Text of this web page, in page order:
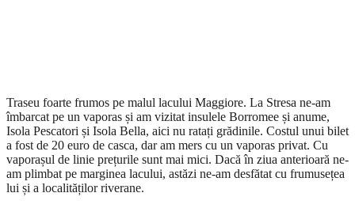
Traseu foarte frumos pe malul lacului Maggiore. La Stresa ne-am
îmbarcat pe un vaporas și am vizitat insulele Borromee și anume,
Isola Pescatori și Isola Bella, aici nu ratați grădinile. Costul unui bilet
a fost de 20 euro de casca, dar am mers cu un vaporas privat. Cu
vaporașul de linie prețurile sunt mai mici. Dacă în ziua anterioară ne-
am plimbat pe marginea lacului, astăzi ne-am desfătat cu frumusețea
lui și a localităților riverane.